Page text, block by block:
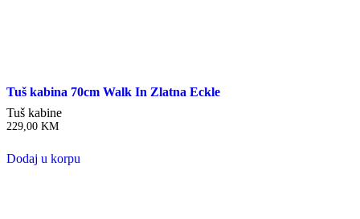
Tuš kabina 70cm Walk In Zlatna Eckle
Tuš kabine
229,00 KM
Dodaj u korpu